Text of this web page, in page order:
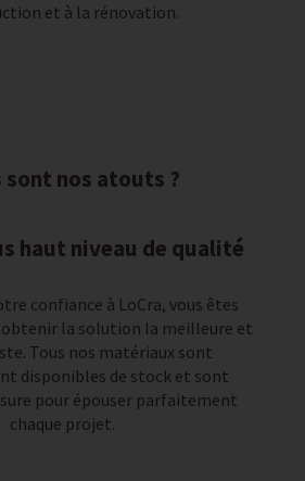
et à la rénovation.
sont nos atouts ?
haut niveau de qualité
confiance à LoCra, vous êtes
la solution la meilleure et
Tous nos matériaux sont
disponibles de stock et sont
pour épouser parfaitement
chaque projet.